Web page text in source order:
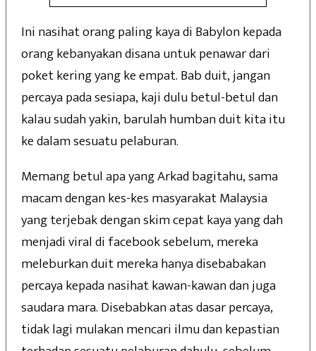
Ini nasihat orang paling kaya di Babylon kepada
orang kebanyakan disana untuk penawar dari
poket kering yang ke empat. Bab duit, jangan
percaya pada sesiapa, kaji dulu betul-betul dan
kalau sudah yakin, barulah humban duit kita itu
ke dalam sesuatu pelaburan.
Memang betul apa yang Arkad bagitahu, sama
macam dengan kes-kes masyarakat Malaysia
yang terjebak dengan skim cepat kaya yang dah
menjadi viral di facebook sebelum, mereka
meleburkan duit mereka hanya disebabakan
percaya kepada nasihat kawan-kawan dan juga
saudara mara. Disebabkan atas dasar percaya,
tidak lagi mulakan mencari ilmu dan kepastian